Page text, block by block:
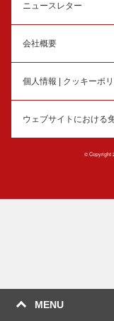
MENU
ニュースレター
会社概要
個人情報 | クッキーポ
ウェブサイトにおける
© Copyright